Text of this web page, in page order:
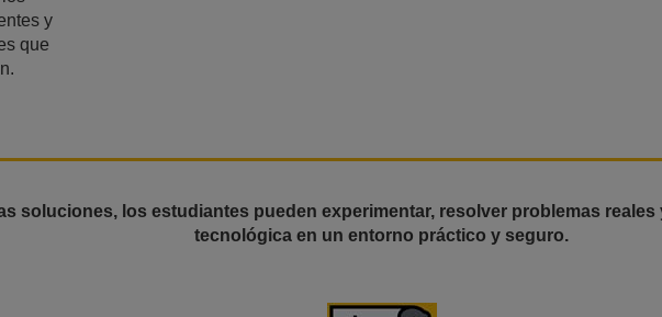
y
que
soluciones, los estudiantes pueden experimentar, resolver problemas
tecnológica en un entorno práctico y seguro.